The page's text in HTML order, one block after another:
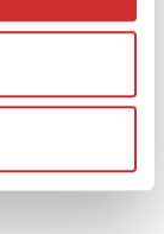
tanssin
Illan
voit
lasillisen